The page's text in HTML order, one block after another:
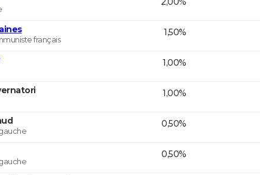
français
1,50%
1,00%
1,00%
0,50%
0,50%